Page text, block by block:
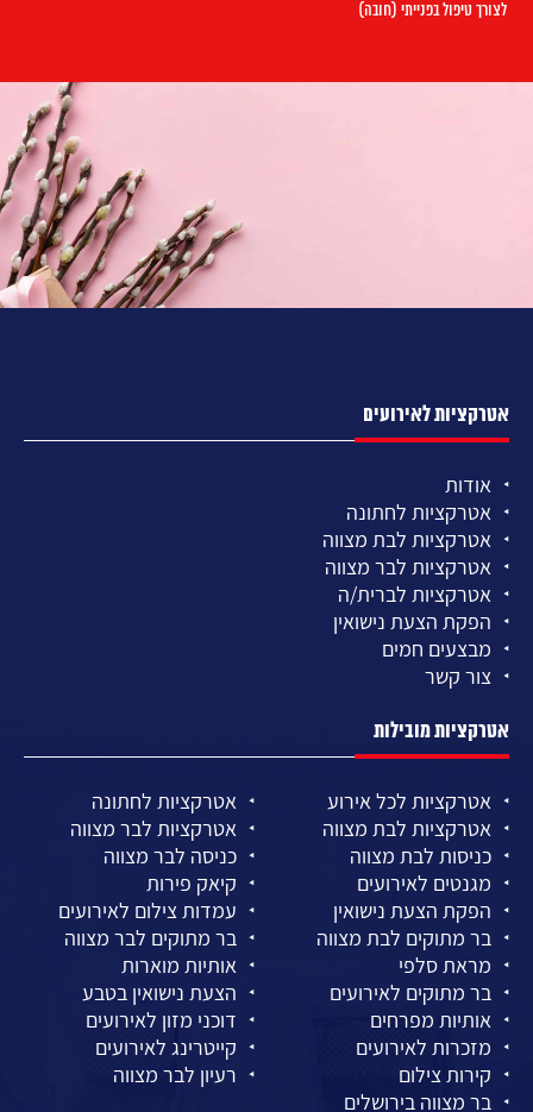
לצורך טיפול בפנייתי (חובה)
אטרקציות לאירועים
אודות
אטרקציות לחתונה
אטרקציות לבת מצווה
אטרקציות לבר מצווה
אטרקציות לברית/ה
הפקת הצעת נישואין
מבצעים חמים
צור קשר
אטרקציות מובילות
אטרקציות לכל אירוע
אטרקציות לחתונה
אטרקציות לבת מצווה
אטרקציות לבר מצווה
כניסות לבת מצווה
כניסה לבר מצווה
מגנטים לאירועים
קיאק פירות
הפקת הצעת נישואין
עמדות צילום לאירועים
בר מתוקים לבת מצווה
בר מתוקים לבר מצווה
מראת סלפי
אותיות מוארות
בר מתוקים לאירועים
הצעת נישואין בטבע
אותיות מפרחים
דוכני מזון לאירועים
מזכרות לאירועים
קייטרינג לאירועים
קירות צילום
רעיון לבר מצווה
בר מצווה בירושלים